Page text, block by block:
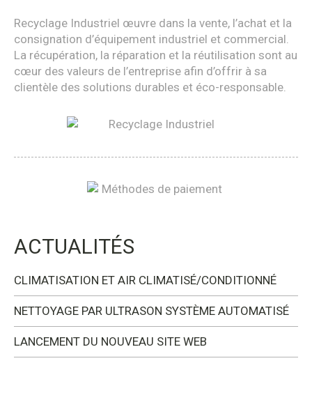
Recyclage Industriel œuvre dans la vente, l’achat et la
consignation d’équipement industriel et commercial.
La récupération, la réparation et la réutilisation sont au
cœur des valeurs de l’entreprise afin d’offrir à sa
clientèle des solutions durables et éco-responsable.
ACTUALITÉS
CLIMATISATION ET AIR CLIMATISÉ/CONDITIONNÉ
NETTOYAGE PAR ULTRASON SYSTÈME AUTOMATISÉ
LANCEMENT DU NOUVEAU SITE WEB